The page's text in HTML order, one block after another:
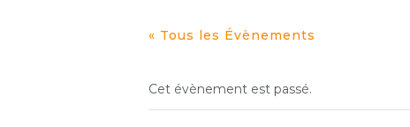
« Tous les Évènements
Cet évènement est passé.